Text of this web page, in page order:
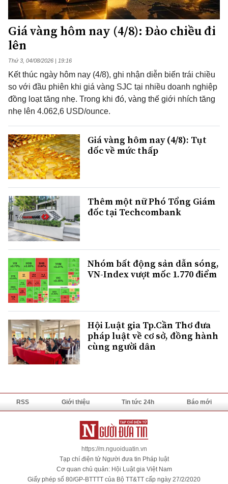
Giá vàng hôm nay (4/8): Đảo chiều đi
lên
Thứ 3, 04/08/2026 | 19:16
Kết thúc ngày hôm nay (4/8), ghi nhận diễn biến trái chiều
so với đầu phiên khi giá vàng SJC tại nhiều doanh nghiệp
đồng loạt tăng nhẹ. Trong khi đó, vàng thế giới nhích tăng
nhẹ lên 4.062,6 USD/ounce.
Giá vàng hôm nay (4/8): Tụt
dốc về mức thấp
Thêm một nữ Phó Tổng Giám
đốc tại Techcombank
Nhóm bất động sản dẫn sóng,
VN-Index vượt mốc 1.770 điểm
Hội Luật gia Tp.Cần Thơ đưa
pháp luật về cơ sở, đồng hành
cùng người dân
RSS Giới thiệu Tin tức 24h Báo mới
https://m.nguoiduatin.vn
Tạp chí điện tử Người đưa tin Pháp luật
Cơ quan chủ quản: Hội Luật gia Việt Nam
Giấy phép số 80/GP-BTTTT của Bộ TT&TT cấp ngày 27/2/2020